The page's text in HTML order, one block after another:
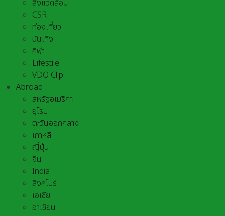
สิ่งแวดล้อม
CSR
ท่องเที่ยว
บันเทิง
กีฬา
Lifestile
VDO Clip
Abroad
สหรัฐอเมริกา
ยุโรป
ตะวันออกกลาง
เกาหลี
ญี่ปุ่น
จีน
India
สิงคโปร์
เอเชีย
อาเชี่ยน